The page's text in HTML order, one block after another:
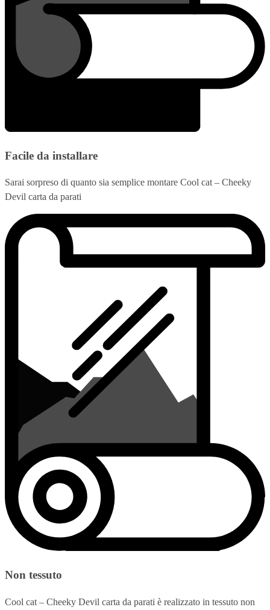
Facile da installare
Sarai sorpreso di quanto sia semplice montare Cool cat – Cheeky
Devil carta da parati
Non tessuto
Cool cat – Cheeky Devil carta da parati è realizzato in tessuto non